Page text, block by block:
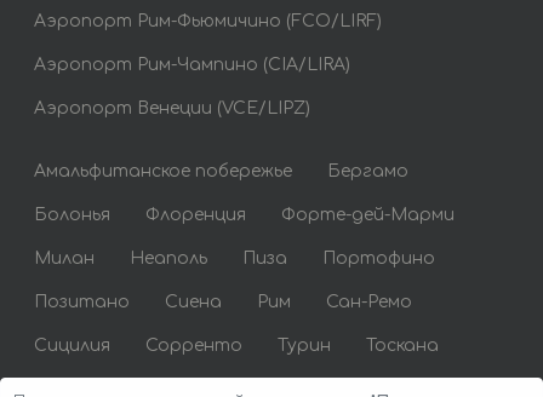
Аэропорт Рим-Фьюмичино (FCO/LIRF)
Аэропорт Рим-Чампино (CIA/LIRA)
Аэропорт Венеции (VCE/LIPZ)
Амальфитанское побережье Бергамо
Болонья Флоренция Форте-дей-Марми
Милан Неаполь Пиза Портофино
Позитано Сиена Рим Сан-Ремо
Сицилия Сорренто Турин Тоскана